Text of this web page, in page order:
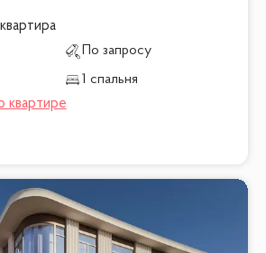
По запросу
1 спальня